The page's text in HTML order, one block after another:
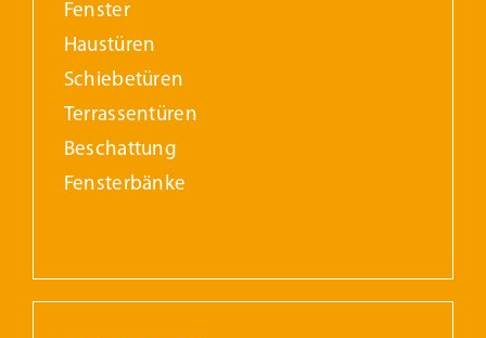
Fenster
Haustüren
Schiebetüren
Terrassentüren
Beschattung
Fensterbänke